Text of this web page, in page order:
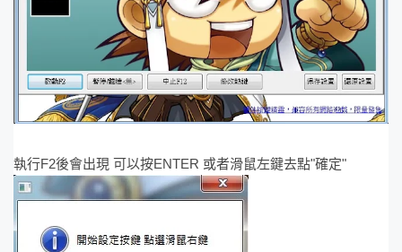
執行F2後會出現 可以按ENTER 或者滑鼠左鍵去點"確定"